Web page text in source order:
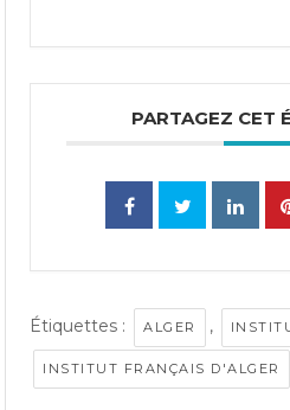
PARTAGEZ CET
Étiquettes : ALGER ,
INSTITUT FRANÇAIS D'ALGER